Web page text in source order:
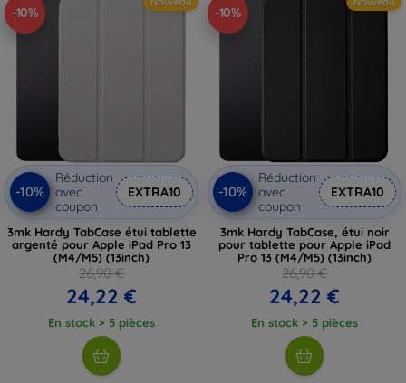
-10%
-10%
Réduction
avec
coupon
EXTRA10
3mk Hardy TabCase étui tablette
argenté pour Apple iPad Pro 13
(M4/M5) (13inch)
26,90 €
24,22 €
En stock > 5 pièces
-10%
-10%
Réduction
avec
coupon
EXTRA10
3mk Hardy TabCase, étui noir
pour tablette pour Apple iPad
Pro 13 (M4/M5) (13inch)
26,90 €
24,22 €
En stock > 5 pièces